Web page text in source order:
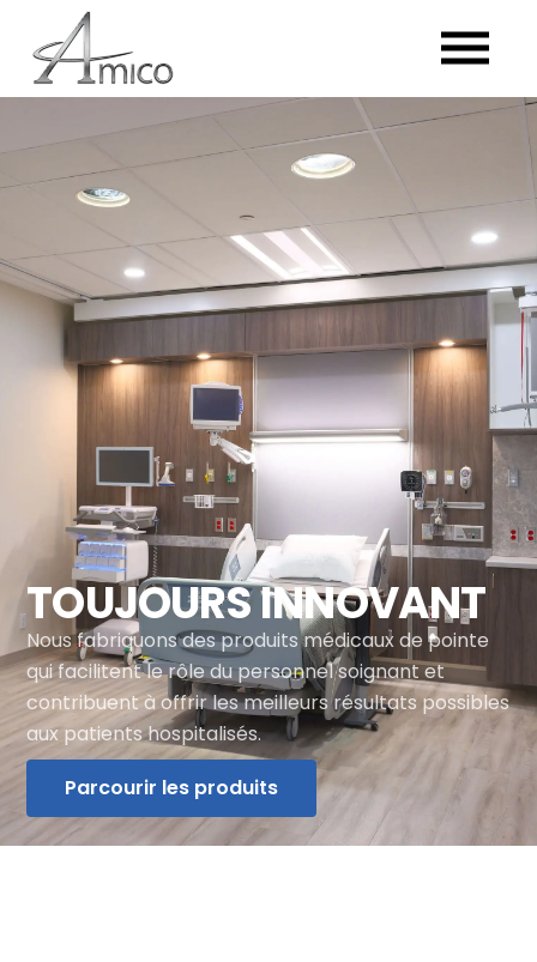
TOUJOURS INNOVANT
Nous fabriquons des produits médicaux de pointe
qui facilitent le rôle du personnel soignant et
contribuent à offrir les meilleurs résultats possibles
aux patients hospitalisés.
Parcourir les produits